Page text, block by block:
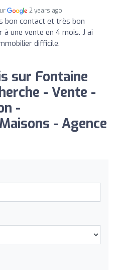
2 years ago
bon contact et très bon
une vente en 4 mois. J ai
difficile.
sur Fontaine
- Vente -
-
- Agence